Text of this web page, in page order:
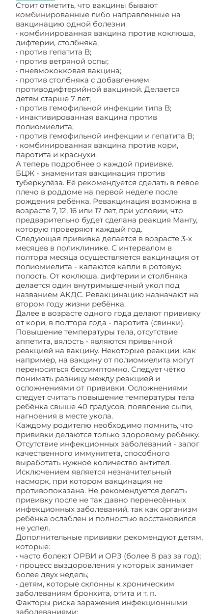
Стоит отметить, что вакцины бывают
комбинированные либо направленные на
вакцинацию одной болезни.
• комбинированная вакцина против коклюша,
дифтерии, столбняка;
• против гепатита В;
• против ветряной оспы;
• пневмококковая вакцина;
• против столбняка с добавлением
противодифтерийной вакциной. Делается
детям старше 7 лет;
• против гемофильной инфекции типа В;
• инактивированная вакцина против
полиомиелита;
• против гемофильной инфекции и гепатита В;
• комбинированная вакцина против кори,
паротита и краснухи.
А теперь подробнее о каждой прививке.
БЦЖ - знаменитая вакцинация против
туберкулёза. Её рекомендуется сделать в левое
плечо в роддоме на первой неделе после
рождения ребёнка. Ревакцинация возможна в
возрасте 7, 12, 16 или 17 лет, при условии, что
предварительно будет сделана реакция Манту,
которую проверяют каждый год.
Следующая прививка делается в возрасте 3-х
месяцев в поликлинике. С интервалом в
полтора месяца осуществляется вакцинация от
полиомиелита - капаются капли в ротовую
полость. От коклюша, дифтерии и столбняка
делается один внутримышечный укол под
названием АКДС. Ревакцинацию назначают на
втором году жизни ребёнка.
Далее в возрасте одного года делают прививку
от кори, в полтора года - паротита (свинки).
Повышение температуры тела, отсутствие
аппетита, вялость - являются привычной
реакцией на вакцину. Некоторые реакции, как
например, на вакцину от полиомиелита могут
переноситься бессимптомно. Следует чётко
понимать разницу между реакцией и
осложнениями от прививки. Осложнениями
следует считать повышение температуры тела
ребёнка свыше 40 градусов, появление сыпи,
нагноения в месте укола.
Каждому родителю необходимо помнить, что
прививки делаются только здоровому ребёнку.
Отсутствие инфекционных заболеваний - залог
качественного иммунитета, способного
выработать нужное количество антител.
Исключением является незначительный
насморк, при котором вакцинация не
противопоказана. Не рекомендуется делать
прививку после не так давно перенесённых
инфекционных заболеваний, так как организм
ребёнка ослаблен и полностью восстановился
не успел.
Дополнительные прививки рекомендуют детям,
которые:
• часто болеют ОРВИ и ОРЗ (более 8 раз за год);
• процесс выздоровления у которых занимает
более двух недель;
• детям, которые склонны к хроническим
заболеваниям бронхита, отита и т. п.
Факторы риска заражения инфекционными
заболеваниями: